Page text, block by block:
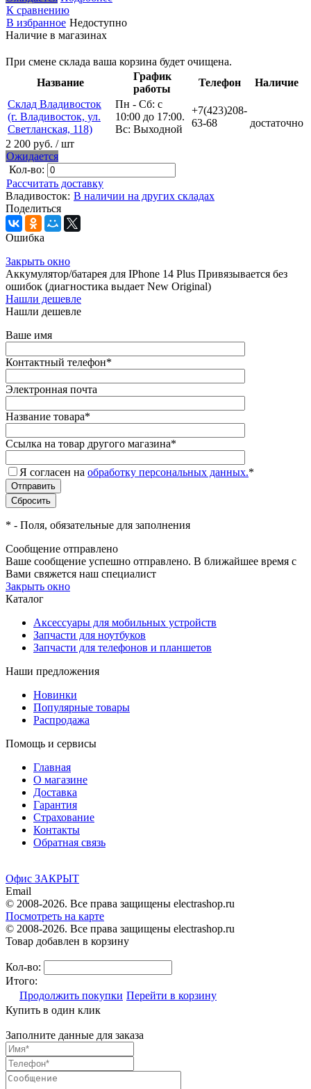
К сравнению
В избранное Недоступно
Наличие в магазинах
При смене склада ваша корзина будет очищена.
Название
График
работы
Телефон
Наличие
Склад Владивосток
(г. Владивосток, ул.
Светланская, 118)
Пн - Сб: с
10:00 до 17:00.
Вс: Выходной
+7(423)208-
63-68
достаточно
2 200 руб. / шт
Ожидается
Кол-во:
Рассчитать доставку
Владивосток: В наличии на других складах
Поделиться
Ошибка
Закрыть окно
Аккумулятор/батарея для IPhone 14 Plus Привязывается без
ошибок (диагностика выдает New Original)
Нашли дешевле
Нашли дешевле
Ваше имя
Контактный телефон*
Электронная почта
Название товара*
Ссылка на товар другого магазина*
Я согласен на обработку персональных данных.*
* - Поля, обязательные для заполнения
Сообщение отправлено
Ваше сообщение успешно отправлено. В ближайшее время с
Вами свяжется наш специалист
Закрыть окно
Каталог
Аксессуары для мобильных устройств
Запчасти для ноутбуков
Запчасти для телефонов и планшетов
Наши предложения
Новинки
Популярные товары
Распродажа
Помощь и сервисы
Главная
О магазине
Доставка
Гарантия
Страхование
Контакты
Обратная связь
Офис ЗАКРЫТ
Email
© 2008-2026. Все права защищены electrashop.ru
Посмотреть на карте
© 2008-2026. Все права защищены electrashop.ru
Товар добавлен в корзину
Кол-во:
Итого:
Продолжить покупки Перейти в корзину
Купить в один клик
Заполните данные для заказа